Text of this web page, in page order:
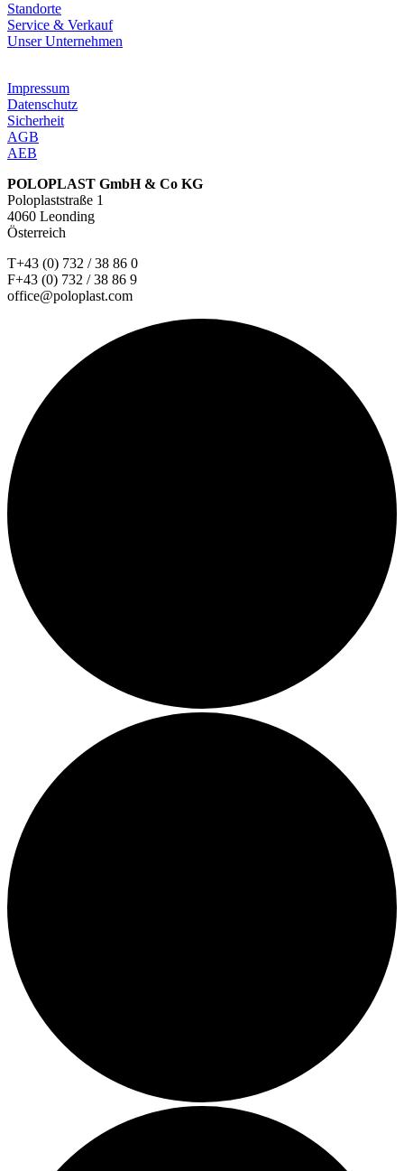
Standorte
Service & Verkauf
Unser Unternehmen
Impressum
Datenschutz
Sicherheit
AGB
AEB
POLOPLAST GmbH & Co KG
Poloplaststraße 1
4060 Leonding
Österreich
T+43 (0) 732 / 38 86 0
F+43 (0) 732 / 38 86 9
office@poloplast.com